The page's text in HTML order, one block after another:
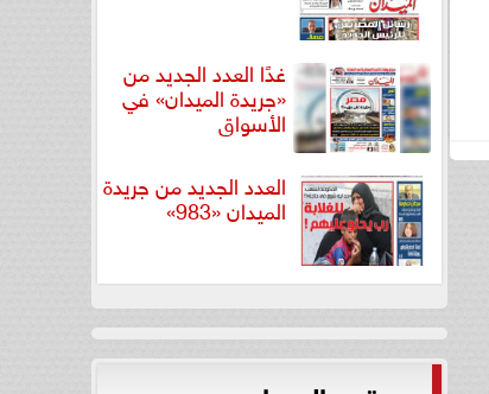
غدًا العدد الجديد من
«جريدة الميدان» في
الأسواق
العدد الجديد من جريدة
الميدان «983»